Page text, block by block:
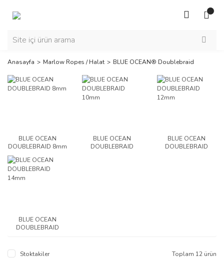
Anasayfa Marlow Ropes / Halat BLUE OCEAN® Doublebraid
BLUE OCEAN
DOUBLEBRAID 8mm
BLUE OCEAN
DOUBLEBRAID
BLUE OCEAN
DOUBLEBRAID
BLUE OCEAN
DOUBLEBRAID
Stoktakiler Toplam 12 ürün